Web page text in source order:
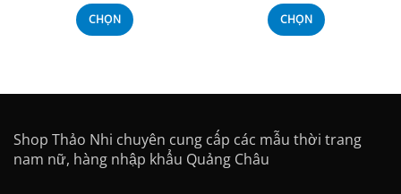
CHỌN CHỌN
Shop Thảo Nhi chuyên cung cấp các mẫu thời trang
nam nữ, hàng nhập khẩu Quảng Châu